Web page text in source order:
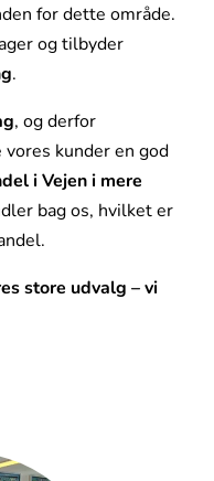
for dette område.
og tilbyder
.
, og derfor
kunder en god
i Vejen i mere
bag os, hvilket er
store udvalg – vi